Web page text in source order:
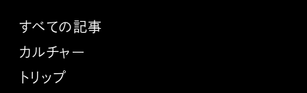
すべての記事
カルチャー
トリップ